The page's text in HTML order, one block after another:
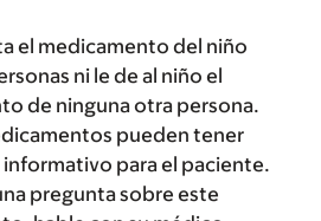
el medicamento del niño
ni le de al niño el
de ninguna otra persona.
pueden tener
para el paciente.
pregunta sobre este